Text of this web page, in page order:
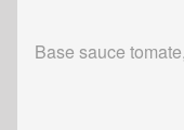
Base sauce